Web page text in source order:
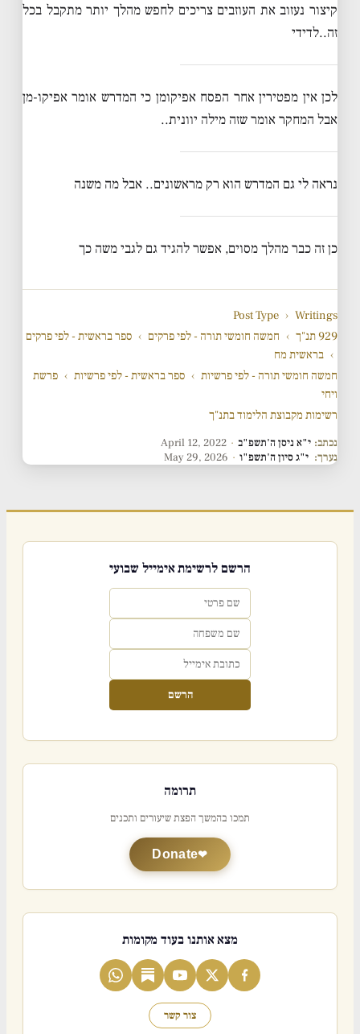
קיצור נעזוב את העוזבים צריכים לחפש מהלך יותר מתקבל בכל
זה..לדידי
לכן אין מפטירין אחר הפסח אפיקומן כי המדרש אומר אפיקו-מן
אבל המחקר אומר שזה מילה יוונית..
נראה לי גם המדרש הוא רק מראשונים.. אבל מה משנה
כן זה כבר מהלך מסוים, אפשר להגיד גם לגבי משה כך
Post Type › Writings
929 תנ"ך
› חמשה חומשי תורה - לפי פרקים › ספר בראשית - לפי פרקים
› בראשית מח
חמשה חומשי תורה - לפי פרשיות › ספר בראשית - לפי פרשיות › פרשת
ויחי
רשימות מקבוצת הלימוד בתנ"ך
נכתב: י"א ניסן ה'תשפ"ב ·
April 12, 2022
נערך: י"ג סיון ה'תשפ"ו ·
May 29, 2026
הרשם לרשימת אימייל שבועי
הרשם
תרומה
תמכו בהמשך הפצת שיעורים ותכנים
Donate
מצא אותנו בעוד מקומות
צור קשר